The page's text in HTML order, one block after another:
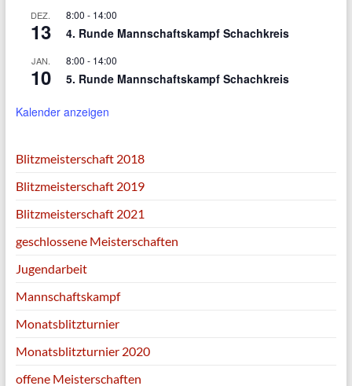
DEZ.
13
8:00 - 14:00
4. Runde Mannschaftskampf Schachkreis
JAN.
10
8:00 - 14:00
5. Runde Mannschaftskampf Schachkreis
Kalender anzeigen
Blitzmeisterschaft 2018
Blitzmeisterschaft 2019
Blitzmeisterschaft 2021
geschlossene Meisterschaften
Jugendarbeit
Mannschaftskampf
Monatsblitzturnier
Monatsblitzturnier 2020
offene Meisterschaften